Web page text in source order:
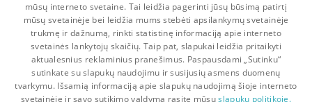
Pasakos Pasaulio šalių pasakos
Pradinis Krepšelis Pokalbiai Pranešimai Paskyra
mūsų interneto svetaine. Tai leidžia pagerinti jūsų būsimą patirtį
mūsų svetainėje bei leidžia mums stebėti apsilankymų svetainėje
trukmę ir dažnumą, rinkti statistinę informaciją apie interneto
svetainės lankytojų skaičių. Taip pat, slapukai leidžia pritaikyti
aktualesnius reklaminius pranešimus. Paspausdami „Sutinku“
sutinkate su slapukų naudojimu ir susijusių asmens duomenų
tvarkymu. Išsamią informaciją apie slapukų naudojimą šioje interneto
svetainėje ir savo sutikimo valdymą rasite mūsųslapukų politikoje.